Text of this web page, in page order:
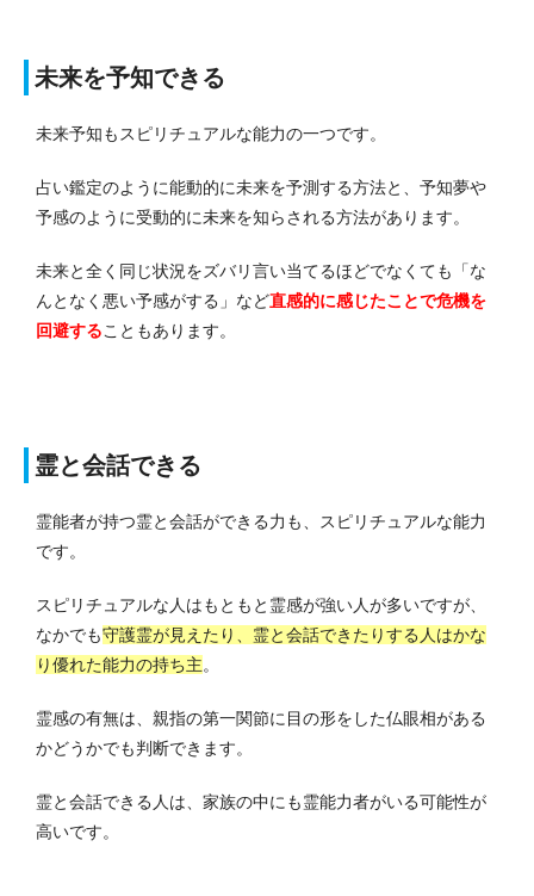
未来を予知できる
未来予知もスピリチュアルな能力の一つです。
占い鑑定のように能動的に未来を予測する方法と、予知夢や
予感のように受動的に未来を知らされる方法があります。
未来と全く同じ状況をズバリ言い当てるほどでなくても「な
んとなく悪い予感がする」など直感的に感じたことで危機を
回避することもあります。
霊と会話できる
霊能者が持つ霊と会話ができる力も、スピリチュアルな能力
です。
スピリチュアルな人はもともと霊感が強い人が多いですが、
なかでも守護霊が見えたり、霊と会話できたりする人はかな
り優れた能力の持ち主。
霊感の有無は、親指の第一関節に目の形をした仏眼相がある
かどうかでも判断できます。
霊と会話できる人は、家族の中にも霊能力者がいる可能性が
高いです。